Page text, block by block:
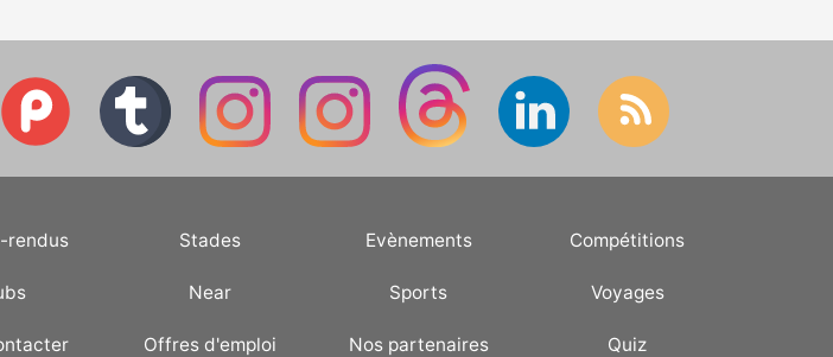
rendus Stades Evènements Compétitions
Near Sports Voyages
Offres d'emploi Nos partenaires Quiz